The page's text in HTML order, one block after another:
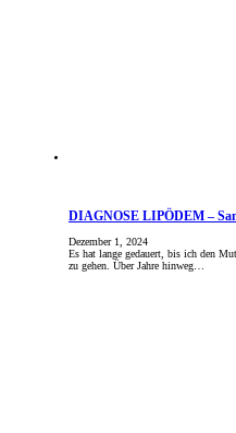
DIAGNOSE LIPÖDEM –
Dezember 1, 2024
Es hat lange gedauert, bis ich den
zu gehen. Über Jahre hinweg…